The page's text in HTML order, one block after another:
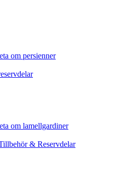
om persienner
om lamellgardiner
& Reservdelar